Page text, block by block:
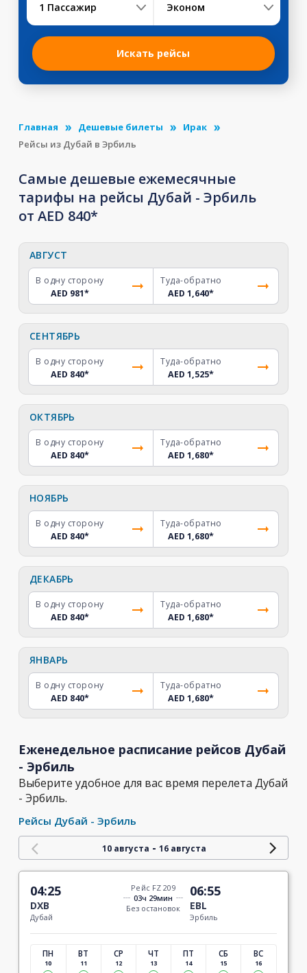
1 Пассажир Эконом
Искать рейсы
Главная Дешевые билеты
Ирак
Рейсы из Дубай в Эрбиль
Самые дешевые ежемесячные
тарифы на рейсы Дубай - Эрбиль
от AED 840*
АВГУСТ
В одну сторону
AED 981*
Туда-обратно
AED 1,640*
СЕНТЯБРЬ
В одну сторону
AED 840*
Туда-обратно
AED 1,525*
ОКТЯБРЬ
В одну сторону
AED 840*
Туда-обратно
AED 1,680*
НОЯБРЬ
В одну сторону
AED 840*
Туда-обратно
AED 1,680*
ДЕКАБРЬ
В одну сторону
AED 840*
Туда-обратно
AED 1,680*
ЯНВАРЬ
В одну сторону
AED 840*
Туда-обратно
AED 1,680*
Еженедельное расписание рейсов Дубай
- Эрбиль
Выберите удобное для вас время перелета Дубай
- Эрбиль.
Рейсы Дубай - Эрбиль
10 августа - 16 августа
04:25
DXB
Дубай
Рейс FZ 209
03ч 29мин
Без остановок
06:55
EBL
Эрбиль
ПН
10
ВТ
11
СР
12
ЧТ
13
ПТ
14
СБ
15
ВС
16